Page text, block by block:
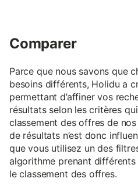
Comparer
Parce que nous savons que
besoins différents, Holidu a
permettant d’affiner vos
résultats selon les critères
classement des offres de
de résultats n’est donc
que vous utilisez un des
algorithme prenant
le classement des offres.